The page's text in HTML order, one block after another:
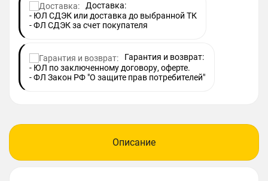
Доставка:
- ЮЛ СДЭК или доставка до выбранной ТК
- ФЛ СДЭК за счет покупателя
Гарантия и возврат:
- ЮЛ по заключенному договору, оферте.
- ФЛ Закон РФ "О защите прав потребителей"
Описание